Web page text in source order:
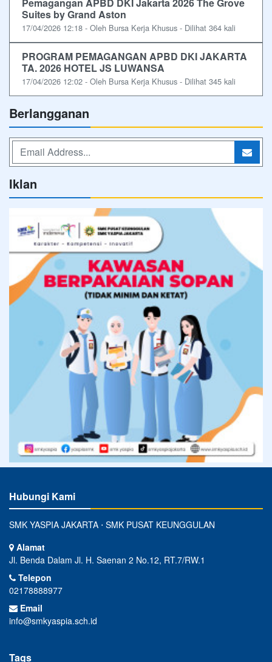
Suites by Grand Aston
17/04/2026 12:18 - Oleh Bursa Kerja Khusus - Dilihat 364 kali
PROGRAM PEMAGANGAN APBD DKI JAKARTA
TA. 2026 HOTEL JS LUWANSA
17/04/2026 12:02 - Oleh Bursa Kerja Khusus - Dilihat 345 kali
Berlangganan
Iklan
Hubungi Kami
SMK YASPIA JAKARTA ⋅ SMK PUSAT KEUNGGULAN
Alamat
Jl. Benda Dalam Jl. H. Saenan 2 No.12, RT.7/RW.1
Telepon
02178888977
Email
info@smkyaspia.sch.id
Tags